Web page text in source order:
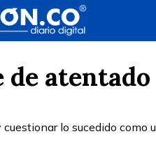
de atentado
lo sucedido como